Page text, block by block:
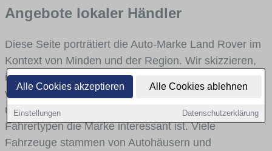
Alle Cookies akzeptieren Alle Cookies ablehnen
Einstellungen Datenschutzerklärung
Angebote lokaler Händler
Diese Seite porträtiert die Auto-Marke Land Rover im
Kontext von Minden und der Region. Wir skizzieren,
in welchen Fahrzeugklassen Land Rover stark
vertreten ist, welche Modellreihen häufig im Stadt-
und Umlandverkehr zu sehen sind und für welche
Fahrertypen die Marke interessant ist. Viele
Fahrzeuge stammen von Autohäusern und